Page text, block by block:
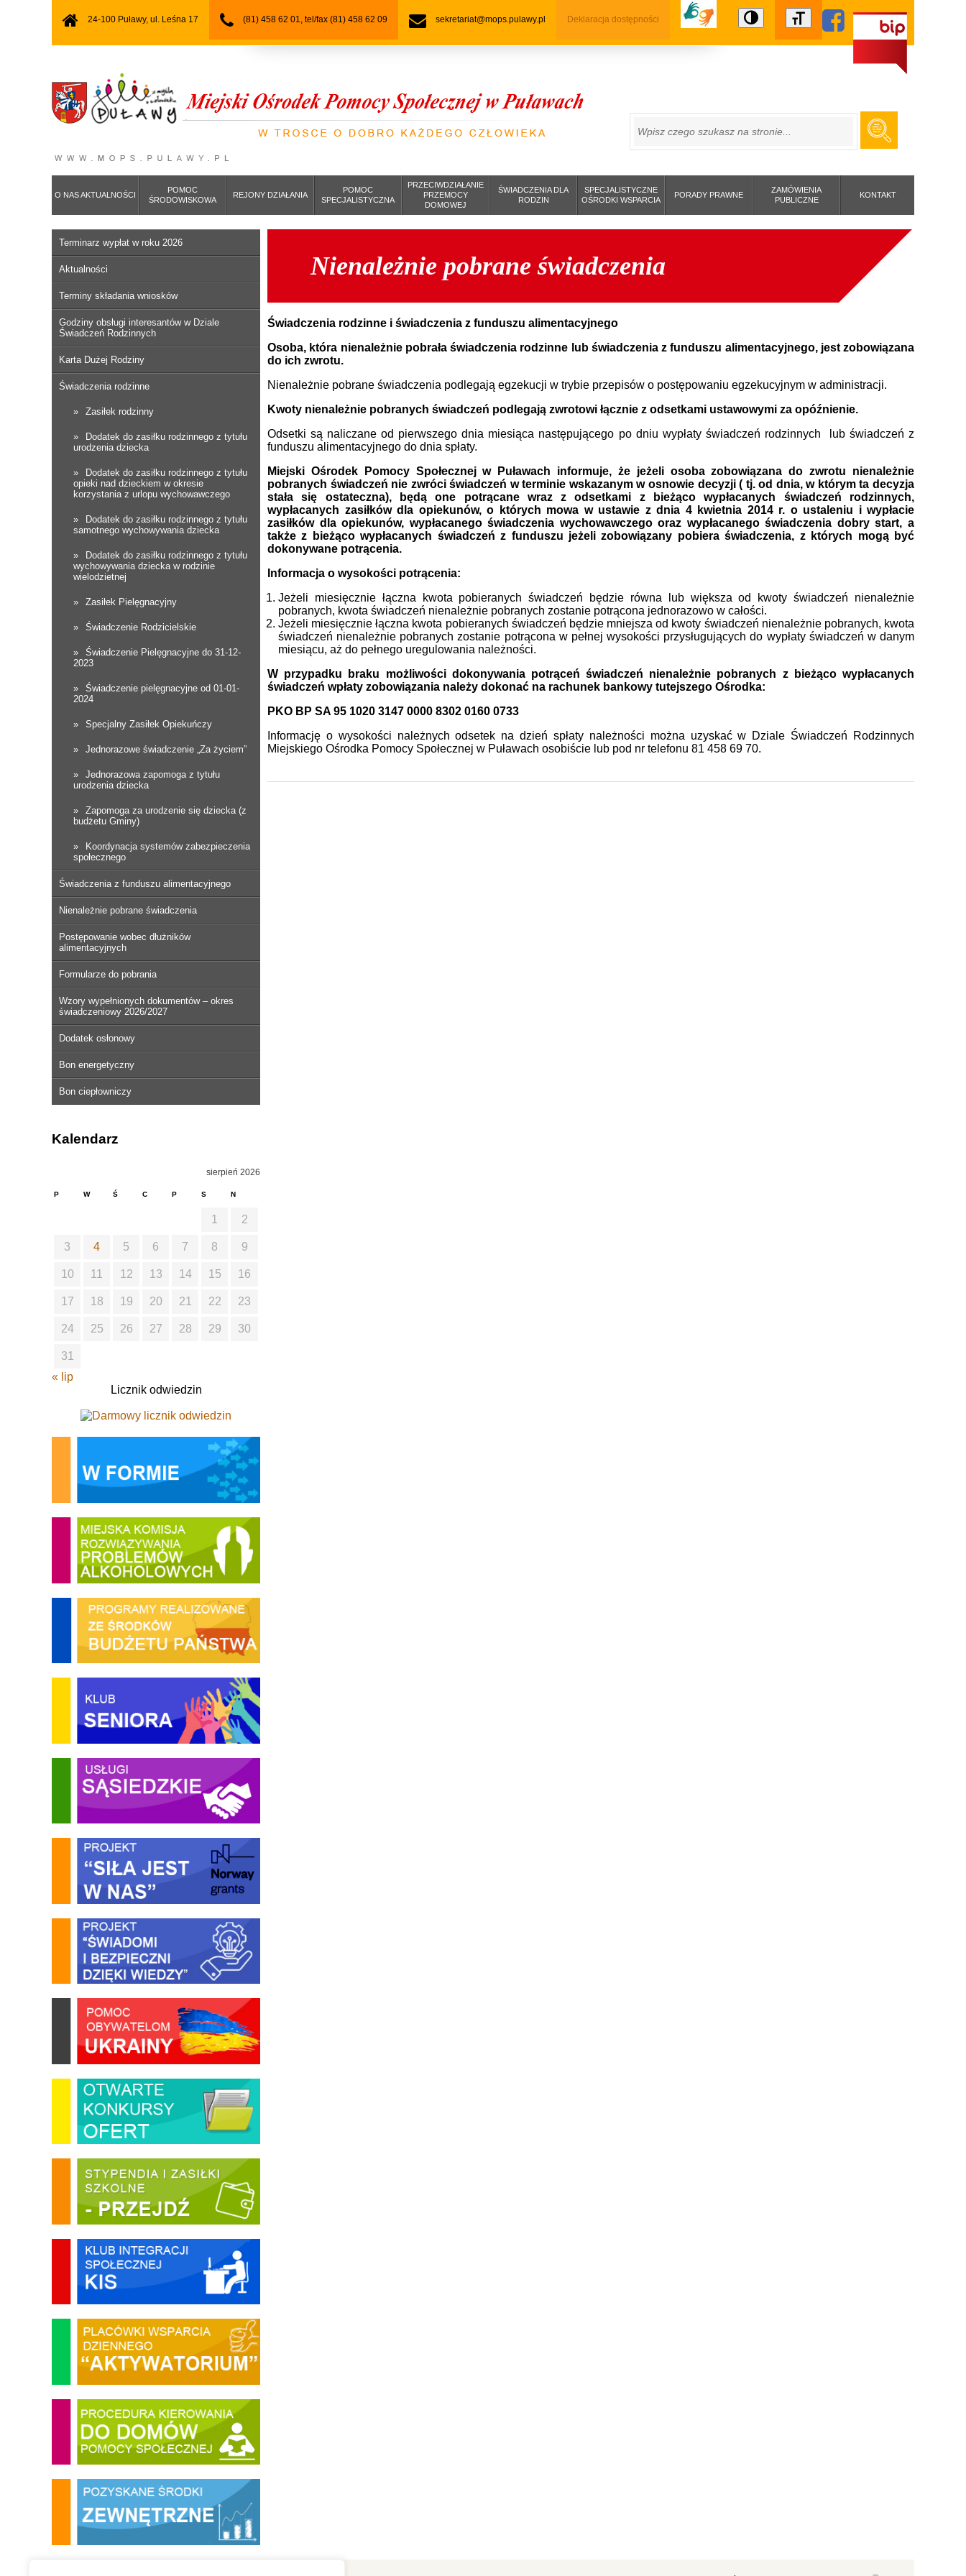
24-100 Puławy, ul. Leśna 17 (81) 458 62 01, tel/fax (81) 458 62 09 sekretariat@mops.pulawy.pl Deklaracja dostępności
SZUKAJ
O NAS AKTUALNOŚCI
POMOC
ŚRODOWISKOWA
REJONY DZIAŁANIA
POMOC
SPECJALISTYCZNA
PRZECIWDZIAŁANIE
PRZEMOCY
DOMOWEJ
ŚWIADCZENIA DLA
RODZIN
SPECJALISTYCZNE
OŚRODKI WSPARCIA
PORADY PRAWNE
ZAMÓWIENIA
PUBLICZNE
KONTAKT
Nienależnie pobrane świadczenia
Świadczenia rodzinne i świadczenia z funduszu alimentacyjnego
Osoba, która nienależnie pobrała świadczenia rodzinne lub świadczenia z funduszu alimentacyjnego, jest zobowiązana
do ich zwrotu.
Nienależnie pobrane świadczenia podlegają egzekucji w trybie przepisów o postępowaniu egzekucyjnym w administracji.
Kwoty nienależnie pobranych świadczeń podlegają zwrotowi łącznie z odsetkami ustawowymi za opóźnienie.
Odsetki są naliczane od pierwszego dnia miesiąca następującego po dniu wypłaty świadczeń rodzinnych lub świadczeń z
funduszu alimentacyjnego do dnia spłaty.
Miejski Ośrodek Pomocy Społecznej w Puławach informuje, że jeżeli osoba zobowiązana do zwrotu nienależnie
pobranych świadczeń nie zwróci świadczeń w terminie wskazanym w osnowie decyzji ( tj. od dnia, w którym ta decyzja
stała się ostateczna), będą one potrącane wraz z odsetkami z bieżąco wypłacanych świadczeń rodzinnych,
wypłacanych zasiłków dla opiekunów, o których mowa w ustawie z dnia 4 kwietnia 2014 r. o ustaleniu i wypłacie
zasiłków dla opiekunów, wypłacanego świadczenia wychowawczego oraz wypłacanego świadczenia dobry start, a
także z bieżąco wypłacanych świadczeń z funduszu jeżeli zobowiązany pobiera świadczenia, z których mogą być
dokonywane potrącenia.
Informacja o wysokości potrącenia:
Jeżeli miesięcznie łączna kwota pobieranych świadczeń będzie równa lub większa od kwoty świadczeń nienależnie
pobranych, kwota świadczeń nienależnie pobranych zostanie potrącona jednorazowo w całości.
Jeżeli miesięcznie łączna kwota pobieranych świadczeń będzie mniejsza od kwoty świadczeń nienależnie pobranych, kwota
świadczeń nienależnie pobranych zostanie potrącona w pełnej wysokości przysługujących do wypłaty świadczeń w danym
miesiącu, aż do pełnego uregulowania należności.
W przypadku braku możliwości dokonywania potrąceń świadczeń nienależnie pobranych z bieżąco wypłacanych
świadczeń wpłaty zobowiązania należy dokonać na rachunek bankowy tutejszego Ośrodka:
PKO BP SA 95 1020 3147 0000 8302 0160 0733
Informację o wysokości należnych odsetek na dzień spłaty należności można uzyskać w Dziale Świadczeń Rodzinnych
Miejskiego Ośrodka Pomocy Społecznej w Puławach osobiście lub pod nr telefonu 81 458 69 70.
Terminarz wypłat w roku 2026
Aktualności
Terminy składania wniosków
Godziny obsługi interesantów w Dziale
Świadczeń Rodzinnych
Karta Dużej Rodziny
Świadczenia rodzinne
Zasiłek rodzinny
Dodatek do zasiłku rodzinnego z tytułu
urodzenia dziecka
Dodatek do zasiłku rodzinnego z tytułu
opieki nad dzieckiem w okresie
korzystania z urlopu wychowawczego
Dodatek do zasiłku rodzinnego z tytułu
samotnego wychowywania dziecka
Dodatek do zasiłku rodzinnego z tytułu
wychowywania dziecka w rodzinie
wielodzietnej
Zasiłek Pielęgnacyjny
Świadczenie Rodzicielskie
Świadczenie Pielęgnacyjne do 31-12-
2023
Świadczenie pielęgnacyjne od 01-01-
2024
Specjalny Zasiłek Opiekuńczy
Jednorazowe świadczenie „Za życiem”
Jednorazowa zapomoga z tytułu
urodzenia dziecka
Zapomoga za urodzenie się dziecka (z
budżetu Gminy)
Koordynacja systemów zabezpieczenia
społecznego
Świadczenia z funduszu alimentacyjnego
Nienależnie pobrane świadczenia
Postępowanie wobec dłużników
alimentacyjnych
Formularze do pobrania
Wzory wypełnionych dokumentów – okres
świadczeniowy 2026/2027
Dodatek osłonowy
Bon energetyczny
Bon ciepłowniczy
Kalendarz
sierpień 2026
P W Ś C P S N
1 2
3 4 5 6 7 8 9
10 11 12 13 14 15 16
17 18 19 20 21 22 23
24 25 26 27 28 29 30
31
« lip
Licznik odwiedzin